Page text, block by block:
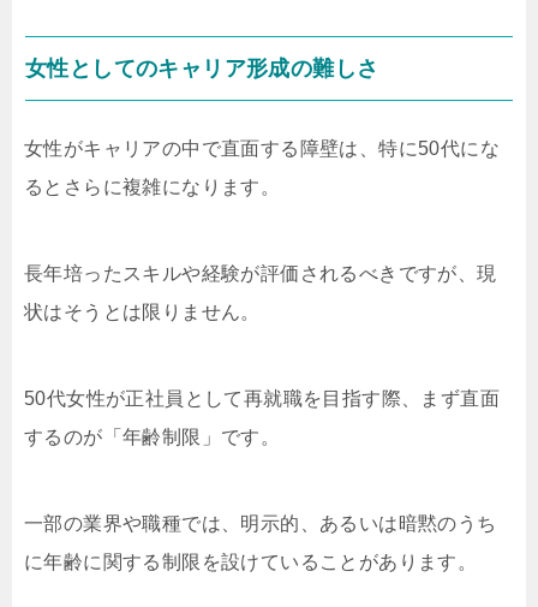
女性としてのキャリア形成の難しさ
女性がキャリアの中で直面する障壁は、特に50代にな
るとさらに複雑になります。
長年培ったスキルや経験が評価されるべきですが、現
状はそうとは限りません。
50代女性が正社員として再就職を目指す際、まず直面
するのが「年齢制限」です。
一部の業界や職種では、明示的、あるいは暗黙のうち
に年齢に関する制限を設けていることがあります。